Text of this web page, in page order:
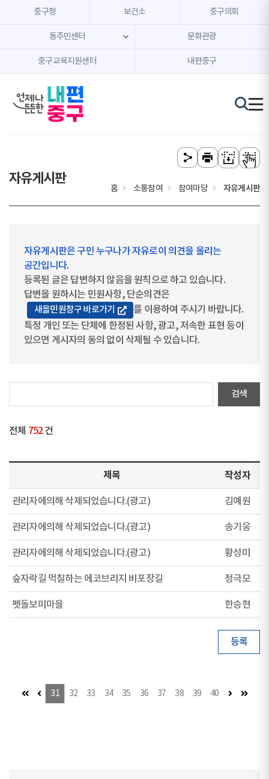
본문 내용 바로가기
주메뉴 바로가기
중구청 보건소 중구의회
동주민센터 문화관광
중구교육지원센터 내편중구
자유게시판
홈 소통참여 참여마당 자유게시판
자유게시판은 구민 누구나가 자유로이 의견을 올리는
공간입니다.
등록된 글은 답변하지 않음을 원칙으로 하고 있습니다.
답변을 원하시는 민원사항, 단순의견은
새올민원창구 바로가기
를 이용하여 주시기 바랍니다.
특정 개인 또는 단체에 한정된 사항, 광고, 저속한 표현 등이
있으면 게시자의 동의 없이 삭제될 수 있습니다.
전체 752 건
제목 작성자
관리자에의해 삭제되었습니다.(광고) 김예원
관리자에의해 삭제되었습니다.(광고) 송기웅
관리자에의해 삭제되었습니다.(광고) 황성미
숲자락길 먹칠하는 에코브리지 비포장길 정극모
펫돌보미마을 한승현
등록
첫 페이지
이전 페이지
31 32 33 34 35 36 37 38 39 40 다음 페이지
마지